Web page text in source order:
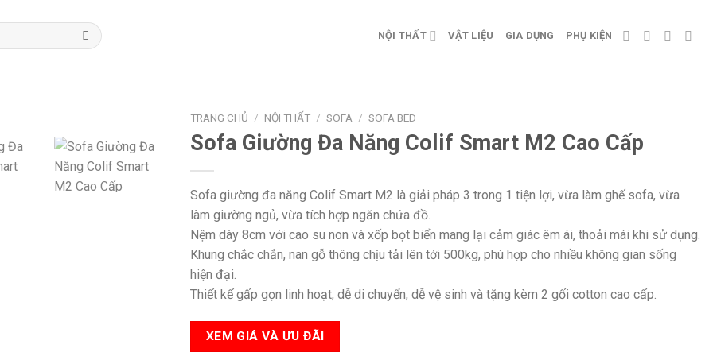
NỘI THẤT VẬT LIỆU GIA DỤNG PHỤ KIỆN
TRANG CHỦ / NỘI THẤT / SOFA / SOFA BED
Sofa Giường Đa Năng Colif Smart M2 Cao Cấp
Sofa giường đa năng Colif Smart M2 là giải pháp 3 trong 1 tiện lợi, vừa làm ghế sofa, vừa
làm giường ngủ, vừa tích hợp ngăn chứa đồ.
Nệm dày 8cm với cao su non và xốp bọt biển mang lại cảm giác êm ái, thoải mái khi sử dụng.
Khung chắc chắn, nan gỗ thông chịu tải lên tới 500kg, phù hợp cho nhiều không gian sống
hiện đại.
Thiết kế gấp gọn linh hoạt, dễ di chuyển, dễ vệ sinh và tặng kèm 2 gối cotton cao cấp.
XEM GIÁ VÀ ƯU ĐÃI